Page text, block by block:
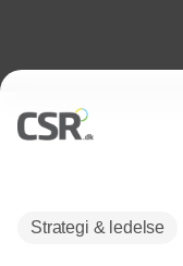
Strategi & ledelse